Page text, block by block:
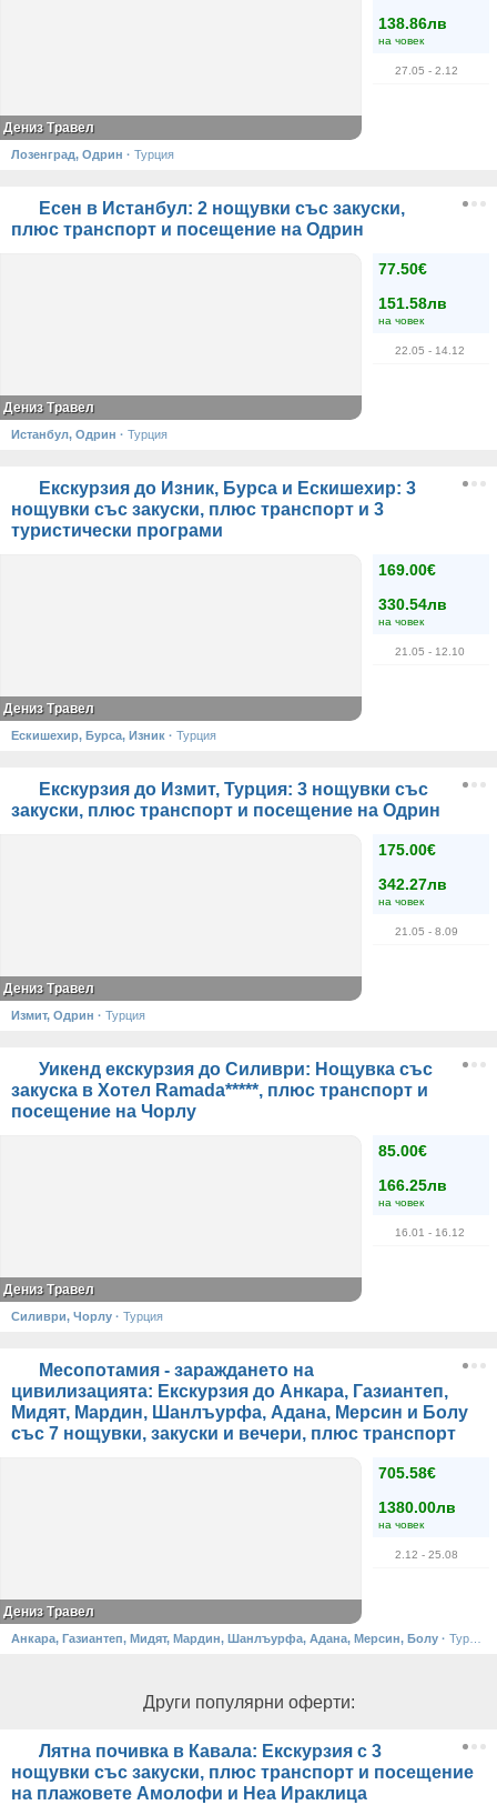
138.86лв
на човек
27.05 - 2.12
Дениз Травел
Лозенград, Одрин · Турция
Есен в Истанбул: 2 нощувки със закуски,
плюс транспорт и посещение на Одрин
77.50€
151.58лв
на човек
22.05 - 14.12
Дениз Травел
Истанбул, Одрин · Турция
Екскурзия до Изник, Бурса и Ескишехир: 3
нощувки със закуски, плюс транспорт и 3
туристически програми
169.00€
330.54лв
на човек
21.05 - 12.10
Дениз Травел
Ескишехир, Бурса, Изник · Турция
Екскурзия до Измит, Турция: 3 нощувки със
закуски, плюс транспорт и посещение на Одрин
175.00€
342.27лв
на човек
21.05 - 8.09
Дениз Травел
Измит, Одрин · Турция
Уикенд екскурзия до Силиври: Нощувка със
закуска в Хотел Ramada*****, плюс транспорт и
посещение на Чорлу
85.00€
166.25лв
на човек
16.01 - 16.12
Дениз Травел
Силиври, Чорлу · Турция
Месопотамия - зараждането на
цивилизацията: Екскурзия до Анкара, Газиантеп,
Мидят, Мардин, Шанлъурфа, Адана, Мерсин и Болу
със 7 нощувки, закуски и вечери, плюс транспорт
705.58€
1380.00лв
на човек
2.12 - 25.08
Дениз Травел
Анкара, Газиантеп, Мидят, Мардин, Шанлъурфа, Адана, Мерсин, Болу · Турция
Други популярни оферти:
Лятна почивка в Кавала: Екскурзия с 3
нощувки със закуски, плюс транспорт и посещение
на плажовете Амолофи и Неа Ираклица